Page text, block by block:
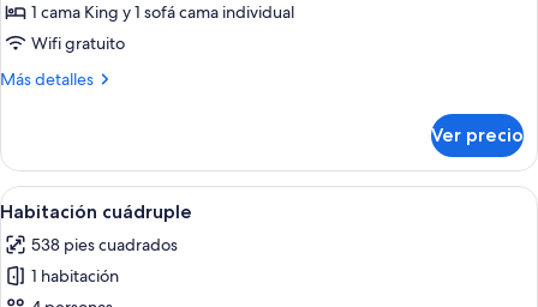
Habitación
Elite
1 cama King y 1 sofá cama individual
Wifi gratuito
Más detalles
Más
Elite
Ver precio
Abrir
todas
las
fotos
Habitación de hotel con dos camas
10
Habitación cuádruple
538 pies cuadrados
1 habitación